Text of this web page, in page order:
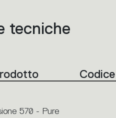
tecniche
Codice
570 - Pure